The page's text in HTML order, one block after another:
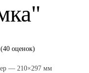
(40 оценок)
— 210×297 мм